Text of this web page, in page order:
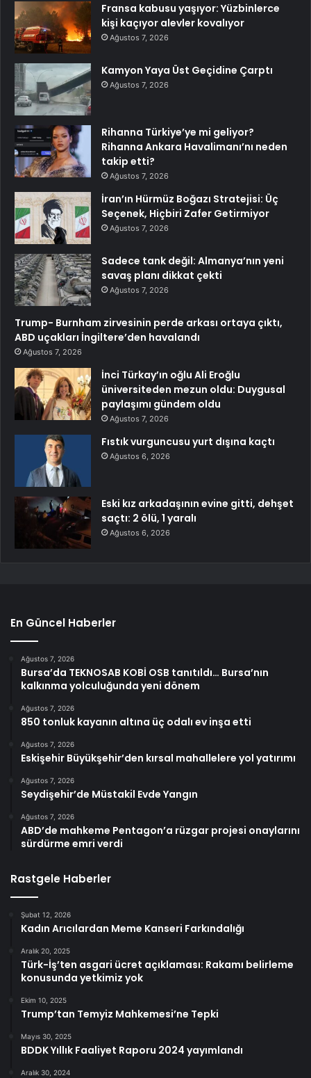
Fransa kabusu yaşıyor: Yüzbinlerce
kişi kaçıyor alevler kovalıyor
Ağustos 7, 2026
Kamyon Yaya Üst Geçidine Çarptı
Ağustos 7, 2026
Rihanna Türkiye’ye mi geliyor?
Rihanna Ankara Havalimanı’nı neden
takip etti?
Ağustos 7, 2026
İran’ın Hürmüz Boğazı Stratejisi: Üç
Seçenek, Hiçbiri Zafer Getirmiyor
Ağustos 7, 2026
Sadece tank değil: Almanya’nın yeni
savaş planı dikkat çekti
Ağustos 7, 2026
Trump- Burnham zirvesinin perde arkası ortaya çıktı,
ABD uçakları İngiltere’den havalandı
Ağustos 7, 2026
İnci Türkay’ın oğlu Ali Eroğlu
üniversiteden mezun oldu: Duygusal
paylaşımı gündem oldu
Ağustos 7, 2026
Fıstık vurguncusu yurt dışına kaçtı
Ağustos 6, 2026
Eski kız arkadaşının evine gitti, dehşet
saçtı: 2 ölü, 1 yaralı
Ağustos 6, 2026
En Güncel Haberler
Ağustos 7, 2026
Bursa’da TEKNOSAB KOBİ OSB tanıtıldı… Bursa’nın
kalkınma yolculuğunda yeni dönem
Ağustos 7, 2026
850 tonluk kayanın altına üç odalı ev inşa etti
Ağustos 7, 2026
Eskişehir Büyükşehir’den kırsal mahallelere yol yatırımı
Ağustos 7, 2026
Seydişehir’de Müstakil Evde Yangın
Ağustos 7, 2026
ABD’de mahkeme Pentagon’a rüzgar projesi onaylarını
sürdürme emri verdi
Rastgele Haberler
Şubat 12, 2026
Kadın Arıcılardan Meme Kanseri Farkındalığı
Aralık 20, 2025
Türk-İş’ten asgari ücret açıklaması: Rakamı belirleme
konusunda yetkimiz yok
Ekim 10, 2025
Trump’tan Temyiz Mahkemesi’ne Tepki
Mayıs 30, 2025
BDDK Yıllık Faaliyet Raporu 2024 yayımlandı
Aralık 30, 2024